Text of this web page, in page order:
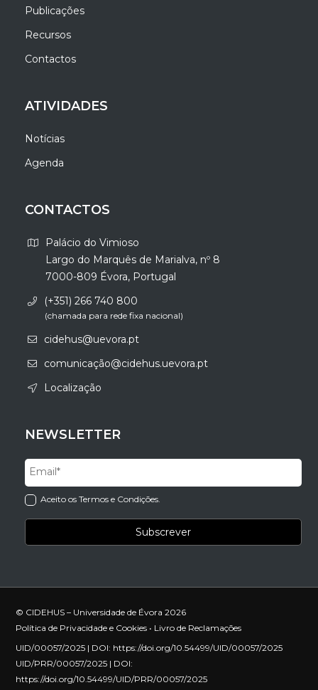
Publicações
Recursos
Contactos
ATIVIDADES
Notícias
Agenda
CONTACTOS
Palácio do Vimioso
Largo do Marquês de Marialva, nº 8
7000-809 Évora, Portugal
(+351) 266 740 800
(chamada para rede fixa nacional)
cidehus@uevora.pt
comunicação@cidehus.uevora.pt
Localização
NEWSLETTER
Aceito os Termos e Condições.
© CIDEHUS – Universidade de Évora 2026
Política de Privacidade e Cookies • Livro de Reclamações
UID/00057/2025 | DOI: https://doi.org/10.54499/UID/00057/2025
UID/PRR/00057/2025 | DOI:
https://doi.org/10.54499/UID/PRR/00057/2025